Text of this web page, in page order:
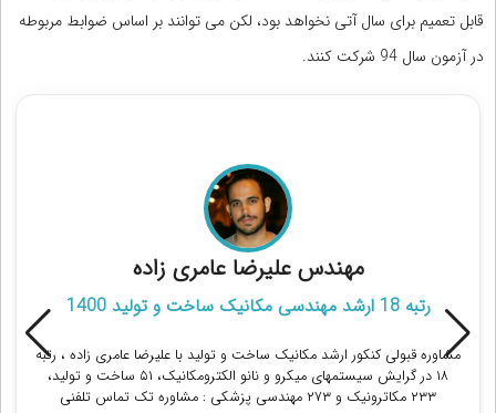
قابل تعمیم برای سال آتی نخواهد بود، لکن می توانند بر اساس ضوابط مربوطه
در آزمون سال 94 شرکت کنند.
علی خوانین زاده
رتبه 17 دکتری مدیریت بازرگانی 1403
مشاوره قبولی کنکور ارشد و دکتری مدیریت بازرگانی با علی خوانین زاده ،
دانشجوی دکتری دانشگاه تهران : مشاوره تک تماس و ماهانه شامل 4 جلسه
مشاوره تلفنی + 4 برنامه مطالعاتی هفتگی مجزا + پیگیری در طول هفته